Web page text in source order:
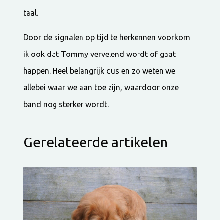
taal.
Door de signalen op tijd te herkennen voorkom
ik ook dat Tommy vervelend wordt of gaat
happen. Heel belangrijk dus en zo weten we
allebei waar we aan toe zijn, waardoor onze
band nog sterker wordt.
Gerelateerde artikelen